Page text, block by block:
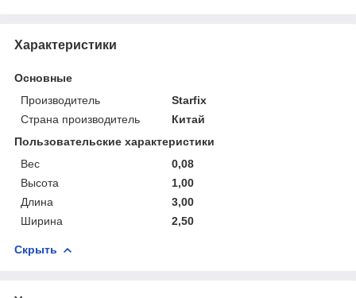
Характеристики
Основные
Производитель
Starfix
Страна производитель
Китай
Пользовательские характеристики
Вес
0,08
Высота
1,00
Длина
3,00
Ширина
2,50
Скрыть